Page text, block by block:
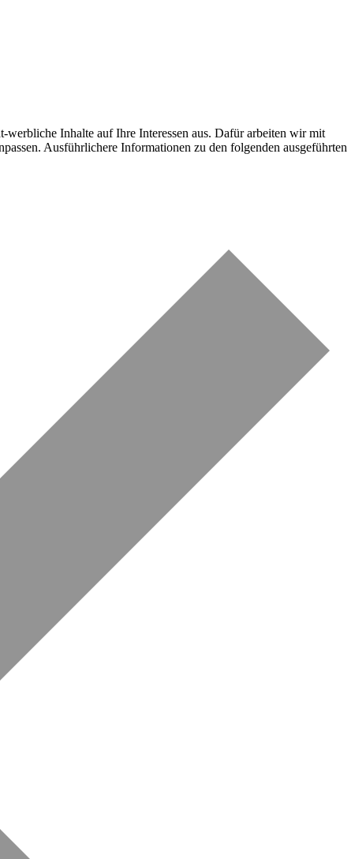
Inhalte auf Ihre Interessen aus. Dafür arbeiten wir mit
Ausführlichere Informationen zu den folgenden ausgeführten